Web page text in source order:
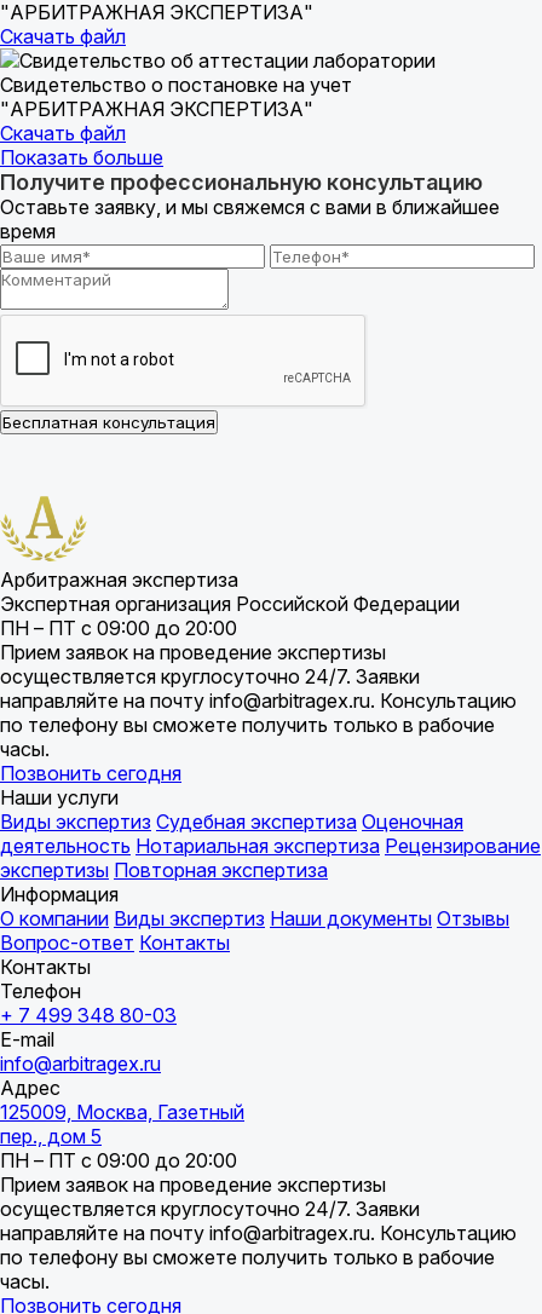
"АРБИТРАЖНАЯ ЭКСПЕРТИЗА"
Скачать файл
Свидетельство о постановке на учет
"АРБИТРАЖНАЯ ЭКСПЕРТИЗА"
Скачать файл
Показать больше
Получите профессиональную консультацию
Оставьте заявку, и мы свяжемся с вами в ближайшее
время
Бесплатная консультация
Арбитражная экспертиза
Экспертная организация Российской Федерации
ПН – ПТ с 09:00 до 20:00
Прием заявок на проведение экспертизы
осуществляется круглосуточно 24/7. Заявки
направляйте на почту info@arbitragex.ru. Консультацию
по телефону вы сможете получить только в рабочие
часы.
Позвонить сегодня
Наши услуги
Виды экспертиз Судебная экспертиза Оценочная
деятельность Нотариальная экспертиза Рецензирование
экспертизы Повторная экспертиза
Информация
О компании Виды экспертиз Наши документы Отзывы
Вопрос-ответ Контакты
Контакты
Телефон
+ 7 499 348 80-03
E-mail
info@arbitragex.ru
Адрес
125009, Москва, Газетный
пер., дом 5
ПН – ПТ с 09:00 до 20:00
Прием заявок на проведение экспертизы
осуществляется круглосуточно 24/7. Заявки
направляйте на почту info@arbitragex.ru. Консультацию
по телефону вы сможете получить только в рабочие
часы.
Позвонить сегодня